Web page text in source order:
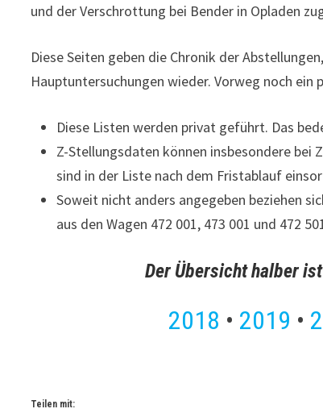
und der Verschrottung bei Bender in Opladen
Diese Seiten geben die Chronik der
Hauptuntersuchungen wieder. Vorweg noch ein
Diese Listen werden privat geführt. Das
Z-Stellungsdaten können insbesondere bei
sind in der Liste nach dem Fristablauf
Soweit nicht anders angegeben beziehen
aus den Wagen 472 001, 473 001 und 472
Der Übersicht halber
2018 • 2019 •
Teilen mit: